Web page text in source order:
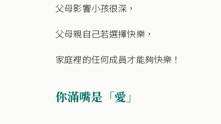
父母影響小孩很深，
父母親自己若選擇快樂，
家庭裡的任何成員才能夠快樂！
你滿嘴是「愛」